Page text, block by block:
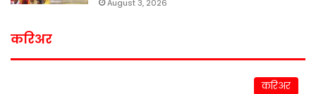
August 3, 2026
करिअर
करिअर